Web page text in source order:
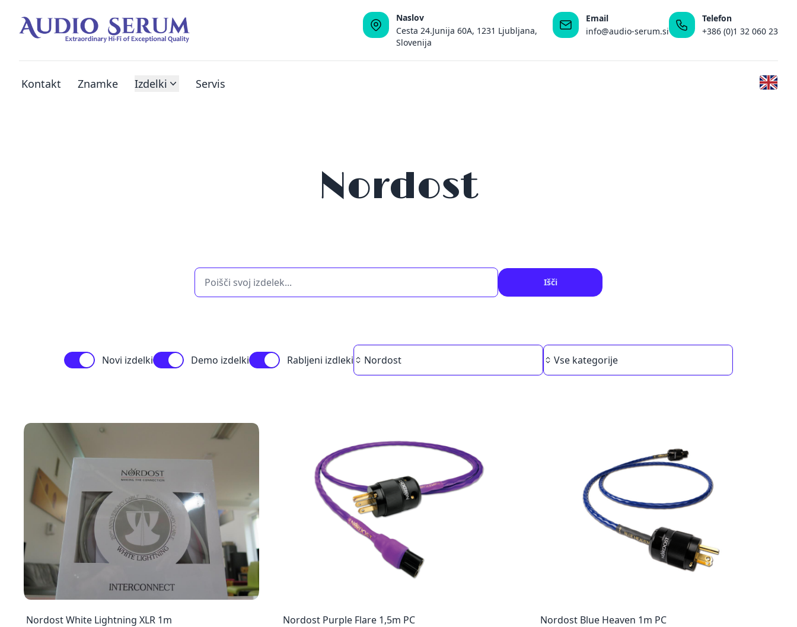
Naslov
Cesta 24.Junija 60A, 1231 Ljubljana,
Slovenija
Email
info@audio-serum.si
Telefon
+386 (0)1 32 060 23
Kontakt Znamke Izdelki Servis
Nordost
Išči
Novi izdelki Demo izdelki Rabljeni izdleki
Brand
Nordost
Category
Vse kategorije
Nordost White Lightning XLR 1m
Nordost Purple Flare 1,5m PC
Nordost Blue Heaven 1m PC